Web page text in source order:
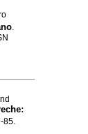
.
:
85.